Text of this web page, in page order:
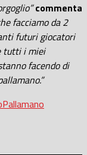
commenta
facciamo da 2
futuri giocatori
tutti i miei
facendo di
Pallamano